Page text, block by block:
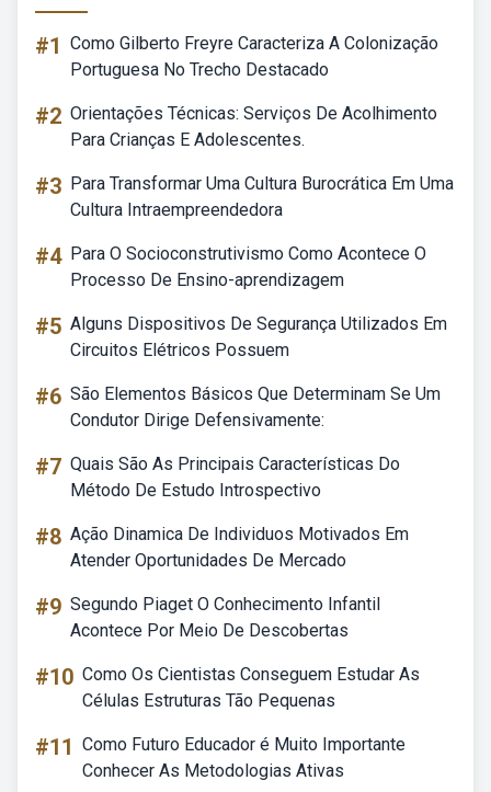
#1 Como Gilberto Freyre Caracteriza A Colonização
Portuguesa No Trecho Destacado
#2 Orientações Técnicas: Serviços De Acolhimento
Para Crianças E Adolescentes.
#3 Para Transformar Uma Cultura Burocrática Em Uma
Cultura Intraempreendedora
#4 Para O Socioconstrutivismo Como Acontece O
Processo De Ensino-aprendizagem
#5 Alguns Dispositivos De Segurança Utilizados Em
Circuitos Elétricos Possuem
#6 São Elementos Básicos Que Determinam Se Um
Condutor Dirige Defensivamente:
#7 Quais São As Principais Características Do
Método De Estudo Introspectivo
#8 Ação Dinamica De Individuos Motivados Em
Atender Oportunidades De Mercado
#9 Segundo Piaget O Conhecimento Infantil
Acontece Por Meio De Descobertas
#10 Como Os Cientistas Conseguem Estudar As
Células Estruturas Tão Pequenas
#11 Como Futuro Educador é Muito Importante
Conhecer As Metodologias Ativas